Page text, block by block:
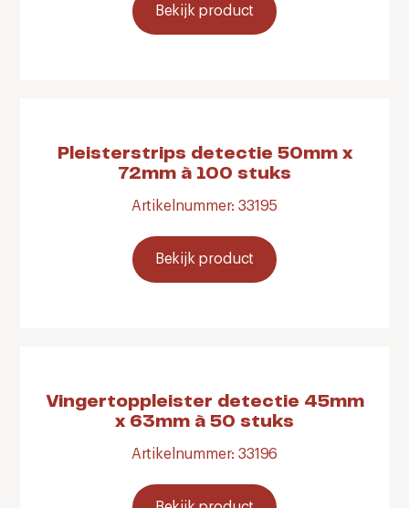
Bekijk product
Pleisterstrips detectie 50mm x
72mm à 100 stuks
Artikelnummer: 33195
Bekijk product
Vingertoppleister detectie 45mm
x 63mm à 50 stuks
Artikelnummer: 33196